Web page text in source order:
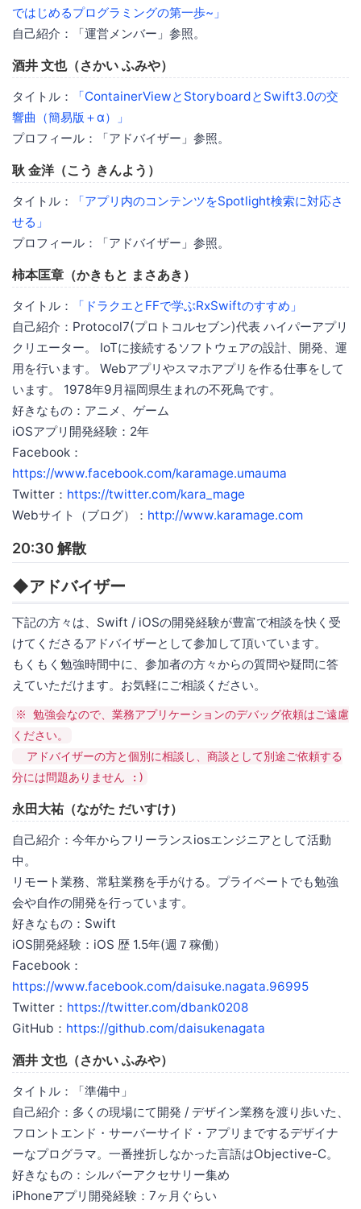
ではじめるプログラミングの第一歩~」
自己紹介：「運営メンバー」参照。
酒井 文也（さかい ふみや）
タイトル：
「ContainerViewとStoryboardとSwift3.0の交
響曲（簡易版＋α）」
プロフィール：「アドバイザー」参照。
耿 金洋（こう きんよう）
タイトル：
「アプリ内のコンテンツをSpotlight検索に対応さ
せる」
プロフィール：「アドバイザー」参照。
柿本匡章（かきもと まさあき）
タイトル：
「ドラクエとFFで学ぶRxSwiftのすすめ」
自己紹介：Protocol7(プロトコルセブン)代表 ハイパーアプリ
クリエーター。 IoTに接続するソフトウェアの設計、開発、運
用を行います。 Webアプリやスマホアプリを作る仕事をして
います。 1978年9月福岡県生まれの不死鳥です。
好きなもの：アニメ、ゲーム
iOSアプリ開発経験：2年
Facebook：
https://www.facebook.com/karamage.umauma
Twitter： https://twitter.com/kara_mage
Webサイト（ブログ）： http://www.karamage.com
20:30 解散
◆アドバイザー
下記の方々は、Swift / iOSの開発経験が豊富で相談を快く受
けてくださるアドバイザーとして参加して頂いています。
もくもく勉強時間中に、参加者の方々からの質問や疑問に答
えていただけます。お気軽にご相談ください。
※ 勉強会なので、業務アプリケーションのデバッグ依頼はご遠慮
ください。
アドバイザーの方と個別に相談し、商談として別途ご依頼する
分には問題ありません :)
永田大祐（ながた だいすけ）
自己紹介：今年からフリーランスiosエンジニアとして活動
中。
リモート業務、常駐業務を手がける。プライベートでも勉強
会や自作の開発を行っています。
好きなもの：Swift
iOS開発経験：iOS 歴 1.5年(週７稼働）
Facebook：
https://www.facebook.com/daisuke.nagata.96995
Twitter： https://twitter.com/dbank0208
GitHub： https://github.com/daisukenagata
酒井 文也（さかい ふみや）
タイトル：「準備中」
自己紹介：多くの現場にて開発 / デザイン業務を渡り歩いた、
フロントエンド・サーバーサイド・アプリまでするデザイナ
ーなプログラマ。一番挫折しなかった言語はObjective-C。
好きなもの：シルバーアクセサリー集め
iPhoneアプリ開発経験：7ヶ月ぐらい